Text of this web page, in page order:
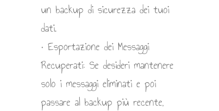
un backup di sicurezza dei tuoi
dati.
• Esportazione dei Messaggi
Recuperati: Se desideri mantenere
solo i messaggi eliminati e poi
passare al backup più recente,